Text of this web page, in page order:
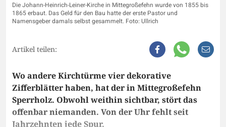
Die Johann-Heinrich-Leiner-Kirche in Mittegroßefehn wurde von 1855 bis
1865 erbaut. Das Geld für den Bau hatte der erste Pastor und
Namensgeber damals selbst gesammelt. Foto: Ullrich
Artikel teilen:
Wo andere Kirchtürme vier dekorative
Zifferblätter haben, hat der in Mittegroßefehn
Sperrholz. Obwohl weithin sichtbar, stört das
offenbar niemanden. Von der Uhr fehlt seit
Jahrzehnten jede Spur.